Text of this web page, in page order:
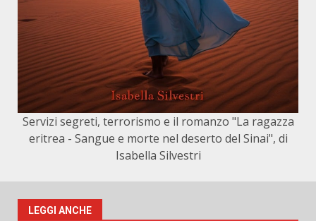
Servizi segreti, terrorismo e il romanzo "La ragazza
eritrea - Sangue e morte nel deserto del Sinai", di
Isabella Silvestri
LEGGI ANCHE